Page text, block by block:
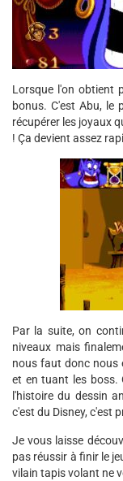
Lorsque l'on obtient
bonus. C'est Abu, le
récupérer les joyaux
! Ça devient assez
Par la suite, on
niveaux mais
nous faut donc nous
et en tuant les boss.
l'histoire du dessin
c'est du Disney, c'est
Je vous laisse
pas réussir à finir le
vilain tapis volant ne